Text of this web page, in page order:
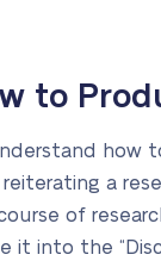
to
how
a
of
it into the